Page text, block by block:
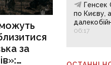
за
Генсек
по Києву,
06:17